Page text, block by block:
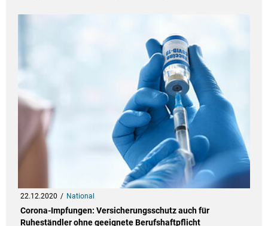
22.12.2020 National
Corona-Impfungen: Versicherungsschutz auch für
Ruheständler ohne geeignete Berufshaftpflicht